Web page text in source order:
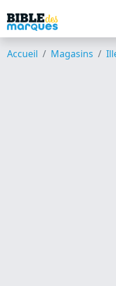
Accueil Magasins